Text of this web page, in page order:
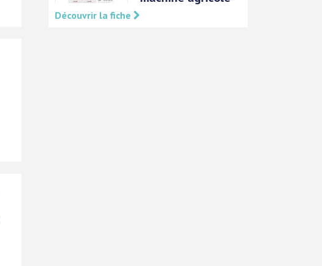
Découvrir la fiche